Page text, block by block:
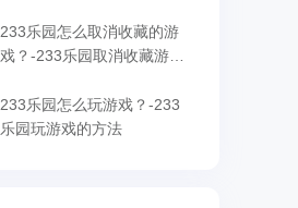
233乐园怎么取消收藏的游
戏？-233乐园取消收藏游戏
233乐园怎么玩游戏？-233
乐园玩游戏的方法